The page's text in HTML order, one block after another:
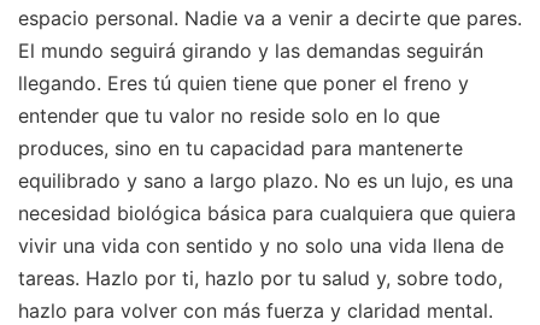
espacio personal. Nadie va a venir a decirte que pares.
El mundo seguirá girando y las demandas seguirán
llegando. Eres tú quien tiene que poner el freno y
entender que tu valor no reside solo en lo que
produces, sino en tu capacidad para mantenerte
equilibrado y sano a largo plazo. No es un lujo, es una
necesidad biológica básica para cualquiera que quiera
vivir una vida con sentido y no solo una vida llena de
tareas. Hazlo por ti, hazlo por tu salud y, sobre todo,
hazlo para volver con más fuerza y claridad mental.